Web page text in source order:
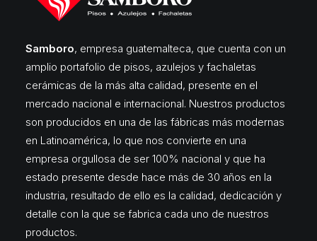
Samboro, empresa guatemalteca, que cuenta con un
amplio portafolio de pisos, azulejos y fachaletas
cerámicas de la más alta calidad, presente en el
mercado nacional e internacional. Nuestros productos
son producidos en una de las fábricas más modernas
en Latinoamérica, lo que nos convierte en una
empresa orgullosa de ser 100% nacional y que ha
estado presente desde hace más de 30 años en la
industria, resultado de ello es la calidad, dedicación y
detalle con la que se fabrica cada uno de nuestros
productos.